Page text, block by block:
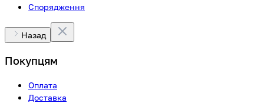
Спорядження
Назад
Покупцям
Оплата
Доставка